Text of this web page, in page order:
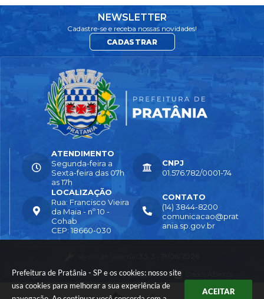
Prefeitura de Pratânia - SP e os cookies: nosso site
usa cookies para melhorar a sua experiência de
ACEITAR
NEWSLETTER
Cadastre-se e receba nossas novidades!
CADASTRAR
LOCALIZAÇÃO
Rua: Francisco Vieira
da Maia - nº 10 -
Cohab
CEP: 18660-030
CONTATO
(14) 3844-8200
comunicacao@prat
ania.sp.gov.br
ATENDIMENTO
Segunda-feira a
Sexta-feira das 07h
as 17h
CNPJ
01.576.782/0001-74
Portal atualizado em:04/08/2026 16:55